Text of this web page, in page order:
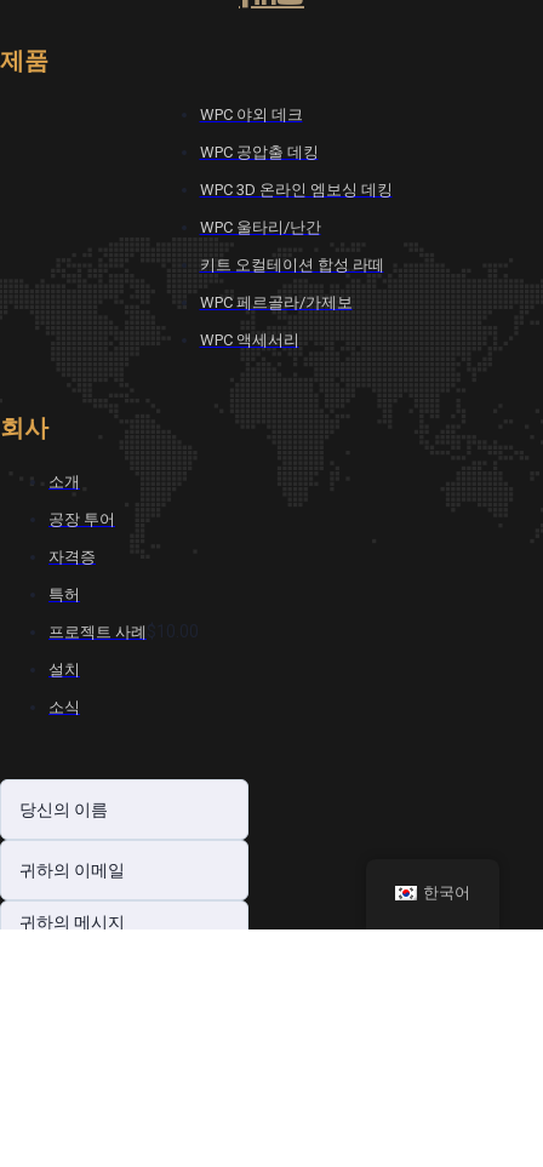
제품
WPC 야외 데크
WPC 공압출 데킹
WPC 3D 온라인 엠보싱 데킹
WPC 울타리/난간
키트 오컬테이션 합성 라떼
WPC 페르골라/가제보
WPC 액세서리
회사
소개
공장 투어
자격증
특허
프로젝트 사례 $10.00
설치
소식
한국어